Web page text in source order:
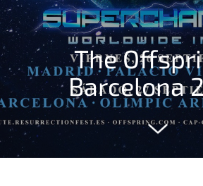
The
Barcelona